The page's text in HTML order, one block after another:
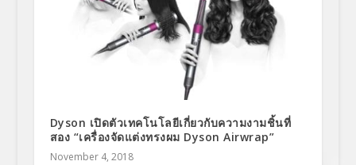
Dyson เปิดตัวเทคโนโลยีเกี่ยวกับความงามชิ้นที่
สอง “เครื่องจัดแต่งทรงผม Dyson Airwrap”
November 4, 2018